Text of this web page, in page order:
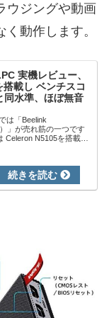
ウジングや動画
動作します。
実機レビュー、
載し ベンチスコ
同水準、ほぼ無音
は「Beelink
」が売れ筋の一つです
Celeron N5105を搭載の